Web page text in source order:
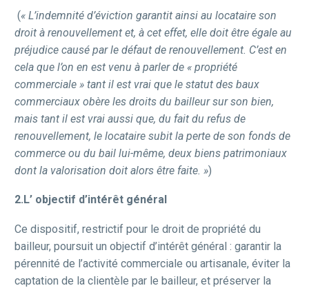
(« L’indemnité d’éviction garantit ainsi au locataire son
droit à renouvellement et, à cet effet, elle doit être égale au
préjudice causé par le défaut de renouvellement. C’est en
cela que l’on en est venu à parler de « propriété
commerciale » tant il est vrai que le statut des baux
commerciaux obère les droits du bailleur sur son bien,
mais tant il est vrai aussi que, du fait du refus de
renouvellement, le locataire subit la perte de son fonds de
commerce ou du bail lui-même, deux biens patrimoniaux
dont la valorisation doit alors être faite. »)
2.L’ objectif d’intérêt général
Ce dispositif, restrictif pour le droit de propriété du
bailleur, poursuit un objectif d’intérêt général : garantir la
pérennité de l’activité commerciale ou artisanale, éviter la
captation de la clientèle par le bailleur, et préserver la